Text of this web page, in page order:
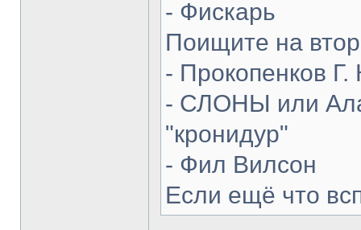
- Фискарь
Поищите на
- Прокопенков Г.
- СЛОНЫ или
"кронидур"
- Фил Вилсон
Если ещё что